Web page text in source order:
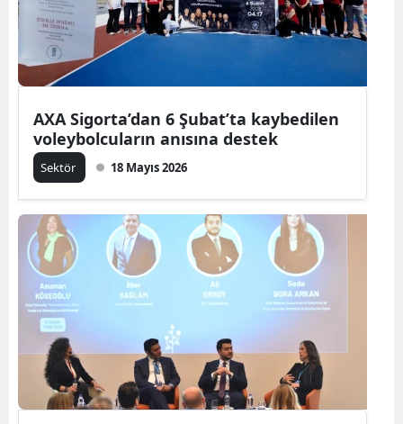
AXA Sigorta’dan 6 Şubat’ta kaybedilen
voleybolcuların anısına destek
Sektör 18 Mayıs 2026